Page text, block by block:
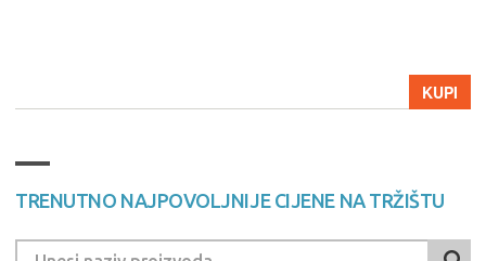
KUPI
TRENUTNO NAJPOVOLJNIJE CIJENE NA TRŽIŠTU